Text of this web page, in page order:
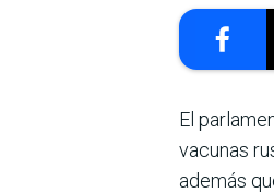
El
vacunas
además